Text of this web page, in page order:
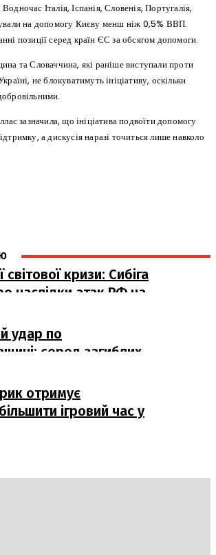
Італія, Іспанія, Словенія, Португалія,
на допомогу Києву менш ніж 0,5% ВВП.
позиції серед країн ЄС за обсягом допомоги.
та Словаччина, які раніше виступали проти
не блокуватимуть ініціативу, оскільки
зазначила, що ініціатива подвоїти допомогу
а дискусія наразі точиться лише навколо
кризи: Сибіга
наслідки атак РФ на
удар по
серед загиблих
отримує
ігровий час у